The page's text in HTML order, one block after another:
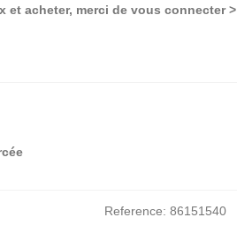
et acheter, merci de vous connecter >
Reference: 86151540